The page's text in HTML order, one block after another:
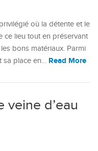
où la détente et le
ce lieu tout en préservant
bons matériaux. Parmi
sa place en… Read More
veine d’eau